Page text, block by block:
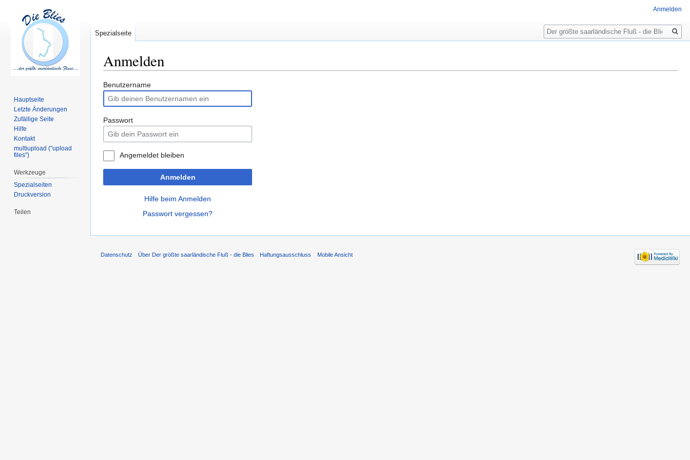
Anmelden
Zur
Navigation
springen
Zur
Suche
springen
Benutzername
Passwort
Angemeldet bleiben
Anmelden
Hilfe beim Anmelden
Passwort vergessen?
Anmelden
Spezialseite
Suche
Hauptseite
Letzte Änderungen
Zufällige Seite
Hilfe
Kontakt
multiupload ("upload
files")
Werkzeuge
Spezialseiten
Druckversion
Teilen
Datenschutz Über Der größte saarländische Fluß - die Blies Haftungsausschluss Mobile Ansicht